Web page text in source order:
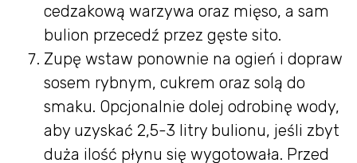
cedzakową warzywa oraz mięso, a sam
bulion przecedź przez gęste sito.
Zupę wstaw ponownie na ogień i dopraw
sosem rybnym, cukrem oraz solą do
smaku. Opcjonalnie dolej odrobinę wody,
aby uzyskać 2,5-3 litry bulionu, jeśli zbyt
duża ilość płynu się wygotowała. Przed